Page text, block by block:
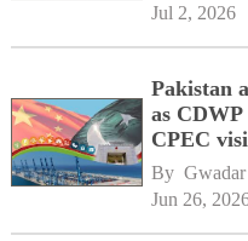
Jul 2, 2026
Pakistan
as
CPEC
By
Jun 26,